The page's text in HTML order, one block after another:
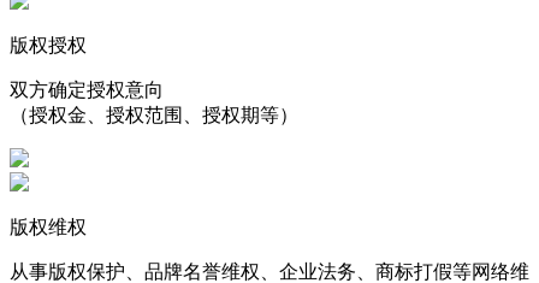
版权授权
双方确定授权意向
（授权金、授权范围、授权期等）
版权维权
从事版权保护、品牌名誉维权、企业法务、商标打假等网络维